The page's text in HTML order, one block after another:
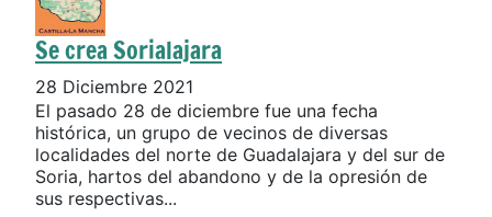
Se crea Sorialajara
28 Diciembre 2021
El pasado 28 de diciembre fue una fecha
histórica, un grupo de vecinos de diversas
localidades del norte de Guadalajara y del sur de
Soria, hartos del abandono y de la opresión de
sus respectivas...